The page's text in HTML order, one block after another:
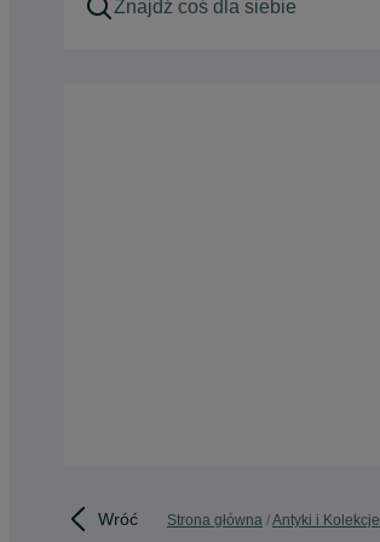
Wróć Strona główna Antyki i Kolekcje